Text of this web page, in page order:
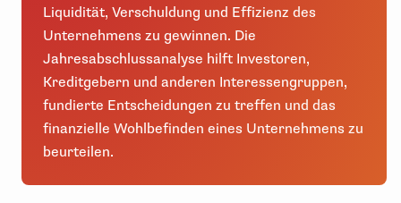
Liquidität, Verschuldung und Effizienz des
Unternehmens zu gewinnen. Die
Jahresabschlussanalyse hilft Investoren,
Kreditgebern und anderen Interessengruppen,
fundierte Entscheidungen zu treffen und das
finanzielle Wohlbefinden eines Unternehmens zu
beurteilen.